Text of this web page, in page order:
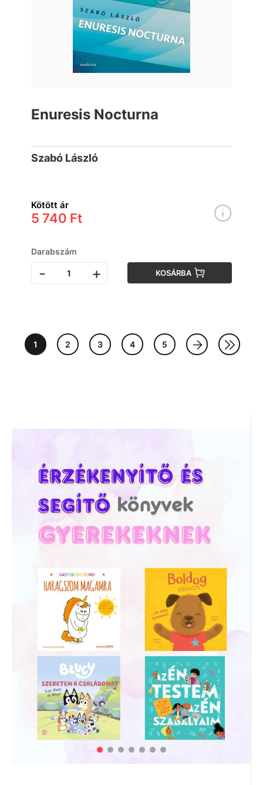
Enuresis Nocturna
Szabó László
Kötött ár
5 740 Ft
Darabszám
- + KOSÁRBA
1 2 3 4 5